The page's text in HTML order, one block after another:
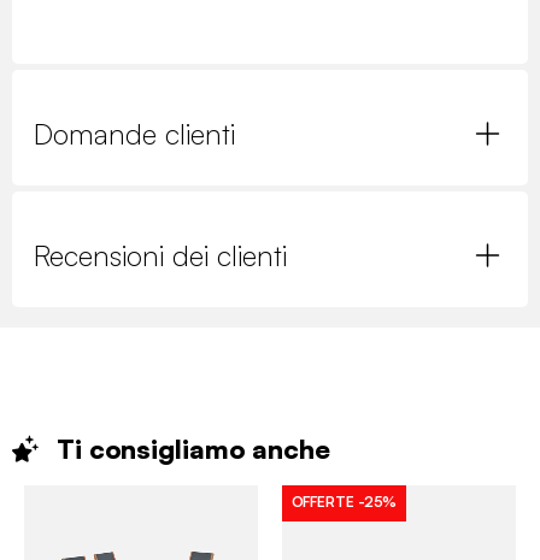
Domande clienti
Recensioni dei clienti
Ti consigliamo anche
OFFERTE -25%